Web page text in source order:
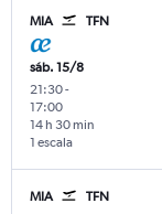
MIA TFN
sáb. 15/8
21:30-
17:00
1 escala
14 h 30 min
MIA TFN